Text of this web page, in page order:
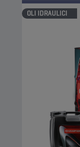
OLI IDRAULICI